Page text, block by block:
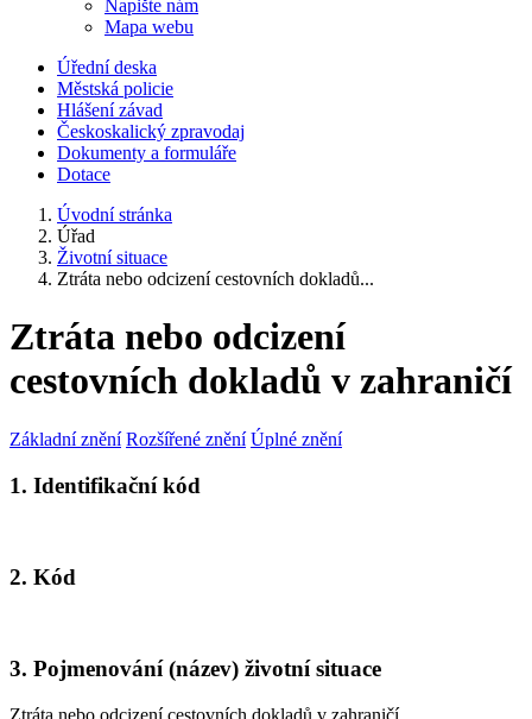
Napište nám
Mapa webu
Úřední deska
Městská policie
Hlášení závad
Českoskalický zpravodaj
Dokumenty a formuláře
Dotace
Úvodní stránka
Úřad
Životní situace
Ztráta nebo odcizení cestovních dokladů...
Ztráta nebo odcizení
cestovních dokladů v zahraničí
Základní znění Rozšířené znění Úplné znění
1. Identifikační kód
2. Kód
3. Pojmenování (název) životní situace